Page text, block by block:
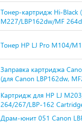
Тонер-картридж Hi-Black
M227/LBP162dw/MF
Тонер HP LJ Pro M104/
Заправка картриджа
(для Canon LBP162dw,
Картридж для HP LJ
264/267/LBP-162
Драм-юнит 051 Canon